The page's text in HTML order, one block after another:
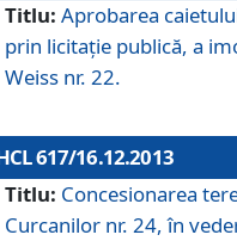
Titlu: Aprobarea
prin licitaţie publică, a
Weiss nr. 22.
617/16.12.2013
Titlu: Concesionarea
Curcanilor nr. 24, în